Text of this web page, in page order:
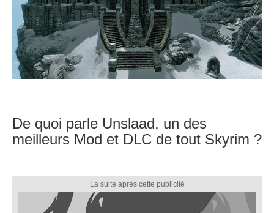
De quoi parle Unslaad, un des
meilleurs Mod et DLC de tout Skyrim ?